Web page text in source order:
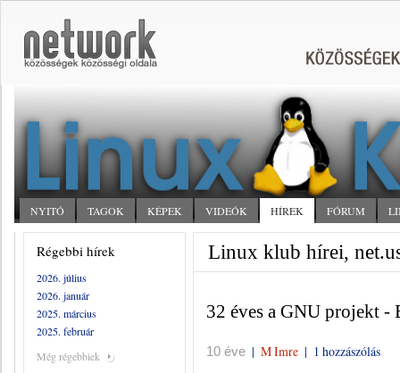
NYITÓ TAGOK KÉPEK VIDEÓK HÍREK FÓRUM
Régebbi hírek
2026. július
2026. január
2025. március
2025. február
Még régebbiek
Linux klub hírei,
32 éves a GNU projekt -
10 éve | M Imre | 1 hozzászólás